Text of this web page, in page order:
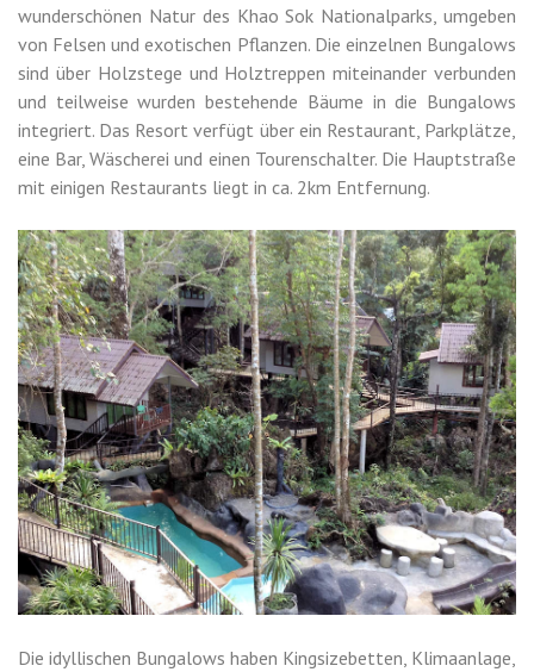
wunderschönen Natur des Khao Sok Nationalparks, umgeben
von Felsen und exotischen Pflanzen. Die einzelnen Bungalows
sind über Holzstege und Holztreppen miteinander verbunden
und teilweise wurden bestehende Bäume in die Bungalows
integriert. Das Resort verfügt über ein Restaurant, Parkplätze,
eine Bar, Wäscherei und einen Tourenschalter. Die Hauptstraße
mit einigen Restaurants liegt in ca. 2km Entfernung.
Die idyllischen Bungalows haben Kingsizebetten, Klimaanlage,